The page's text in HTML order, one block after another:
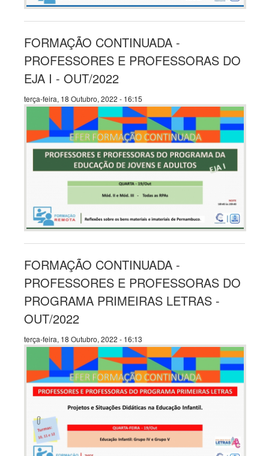
FORMAÇÃO CONTINUADA -
PROFESSORES E PROFESSORAS DO
EJA I - OUT/2022
terça-feira, 18 Outubro, 2022 - 16:15
FORMAÇÃO CONTINUADA -
PROFESSORES E PROFESSORAS DO
PROGRAMA PRIMEIRAS LETRAS -
OUT/2022
terça-feira, 18 Outubro, 2022 - 16:13